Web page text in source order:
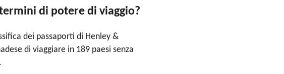
di potere di viaggio?
dei passaporti di Henley &
di viaggiare in 189 paesi senza